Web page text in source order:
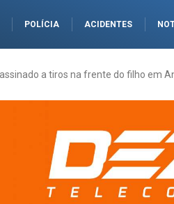
POLÍCIA ACIDENTES
a tiros na frente do filho em